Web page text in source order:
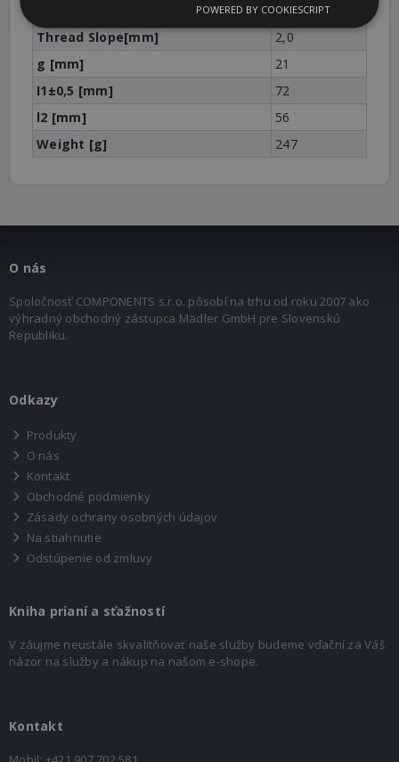
M14
Thread Slope[mm]
2,0
g [mm]
21
I1±0,5 [mm]
72
l2 [mm]
56
Weight [g]
247
O nás
Spoločnosť COMPONENTS s.r.o. pôsobí na trhu od roku 2007 ako
výhradný obchodný zástupca Mädler GmbH pre Slovenskú
Republiku.
Odkazy
Produkty
O nás
Kontakt
Obchodné podmienky
Zásady ochrany osobných údajov
Na stiahnutie
Odstúpenie od zmluvy
Kniha prianí a sťažností
V záujme neustále skvalitňovať naše služby budeme vďační za Váš
názor na služby a nákup na našom e-shope.
Kontakt
POWERED BY COOKIESCRIPT